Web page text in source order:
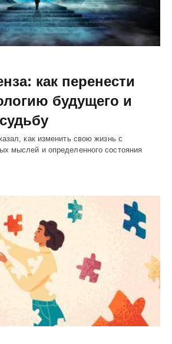
как перенести
будущего и
как изменить свою жизнь с
мыслей и определенного состояния